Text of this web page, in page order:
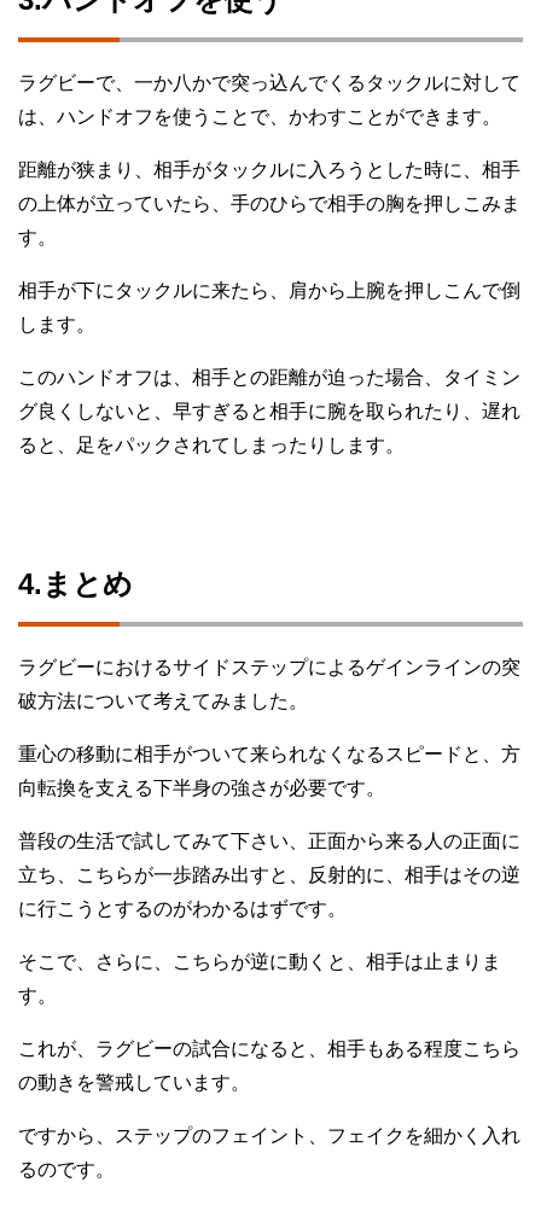
ラグビーで、一か八かで突っ込んでくるタックルに対して
は、ハンドオフを使うことで、かわすことができます。
距離が狭まり、相手がタックルに入ろうとした時に、相手
の上体が立っていたら、手のひらで相手の胸を押しこみま
す。
相手が下にタックルに来たら、肩から上腕を押しこんで倒
します。
このハンドオフは、相手との距離が迫った場合、タイミン
グ良くしないと、早すぎると相手に腕を取られたり、遅れ
ると、足をパックされてしまったりします。
4.まとめ
ラグビーにおけるサイドステップによるゲインラインの突
破方法について考えてみました。
重心の移動に相手がついて来られなくなるスピードと、方
向転換を支える下半身の強さが必要です。
普段の生活で試してみて下さい、正面から来る人の正面に
立ち、こちらが一歩踏み出すと、反射的に、相手はその逆
に行こうとするのがわかるはずです。
そこで、さらに、こちらが逆に動くと、相手は止まりま
す。
これが、ラグビーの試合になると、相手もある程度こちら
の動きを警戒しています。
ですから、ステップのフェイント、フェイクを細かく入れ
るのです。